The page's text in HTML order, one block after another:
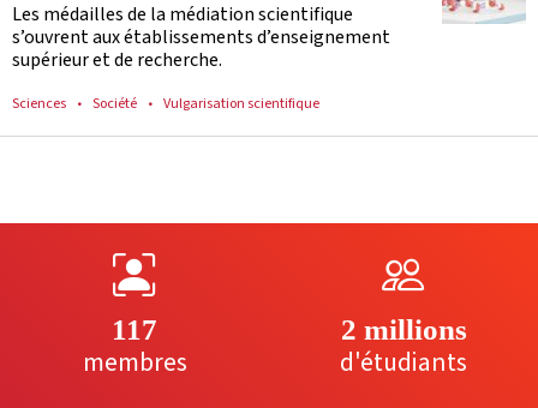
Les médailles de la médiation scientifique
s’ouvrent aux établissements d’enseignement
supérieur et de recherche.
Sciences Société Vulgarisation scientifique
117
membres
2 millions
d'étudiants